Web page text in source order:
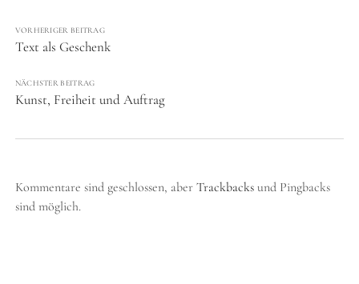
VORHERIGER BEITRAG
Text als Geschenk
NÄCHSTER BEITRAG
Kunst, Freiheit und Auftrag
Kommentare sind geschlossen, aber Trackbacksund Pingbacks
sind möglich.